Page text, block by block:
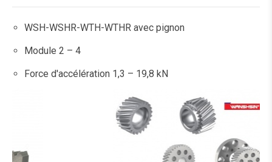
WSH-WSHR-WTH-WTHR avec pignon
Module 2 – 4
Force d'accélération 1,3 – 19,8 kN